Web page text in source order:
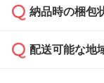
ご希望の際
ください。
ご入金確認
い。
応が可能かご
ご入金確認
はできかね
納品時の梱包
商品によっ
配送可能な地